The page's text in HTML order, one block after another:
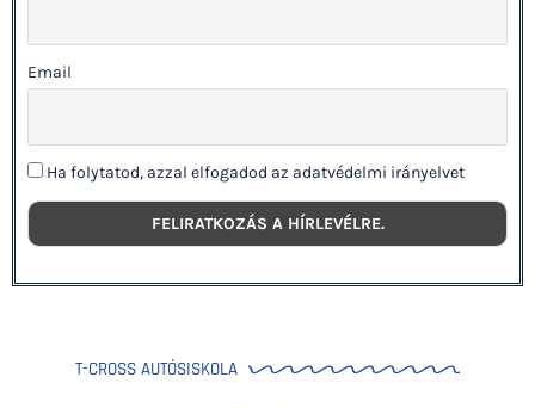
Email
Ha folytatod, azzal elfogadod az adatvédelmi irányelvet
T-CROSS AUTÓSISKOLA